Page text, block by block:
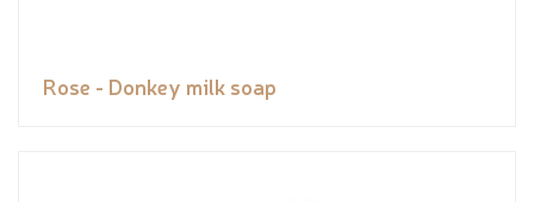
Rose - Donkey milk soap